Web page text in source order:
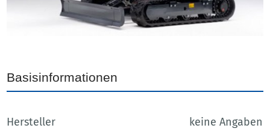
Basisinformationen
Hersteller
keine Angaben